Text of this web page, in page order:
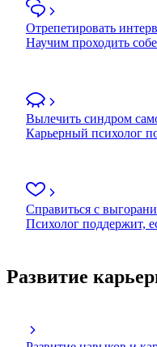
Отрепетировать
Научим проходить
Вылечить синдром
Карьерный психолог
Справиться с
Психолог поддержит,
Развитие